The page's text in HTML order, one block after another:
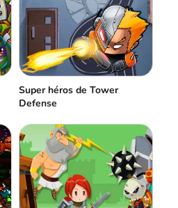
Super héros de Tower
Defense